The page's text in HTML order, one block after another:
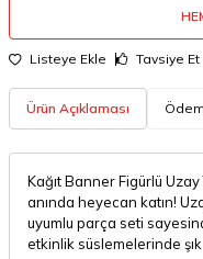
Listeye Ekle Tavsiye Et
Ürün Açıklaması
Kağıt Banner Figürlü
anında heyecan katın!
uyumlu parça seti
etkinlik süslemelerinde